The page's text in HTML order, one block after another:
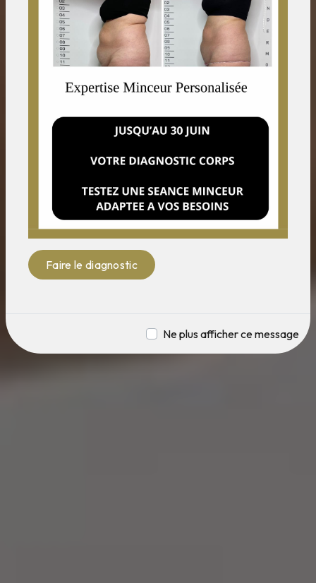
Faire le diagnostic
Ne plus afficher ce message